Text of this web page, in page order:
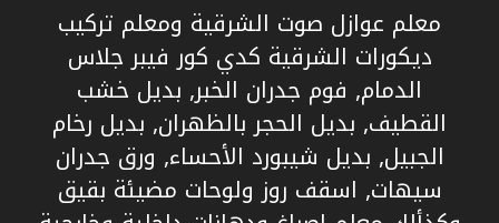
معلم عوازل صوت الشرقية ومعلم تركيب
ديكورات الشرقية كدي كور فيبر جلاس
الدمام, فوم جدران الخبر, بديل خشب
القطيف, بديل الحجر بالظهران, بديل رخام
الجبيل, بديل شيبورد الأحساء, ورق جدران
سيهات, اسقف روز ولوحات مضيئة بقيق